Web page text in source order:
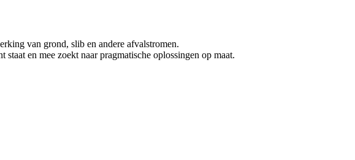
van grond, slib en andere afvalstromen.
en mee zoekt naar pragmatische oplossingen op maat.